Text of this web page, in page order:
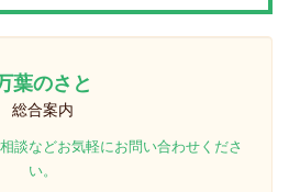
葉のさと
総合案内
談などお気軽にお問い合わせくださ
い。